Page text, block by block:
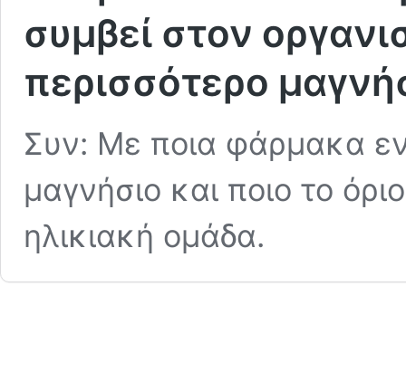
συμβεί στον
περισσότερο
Συν: Με ποια φάρμακα
μαγνήσιο και ποιο το
ηλικιακή ομάδα.